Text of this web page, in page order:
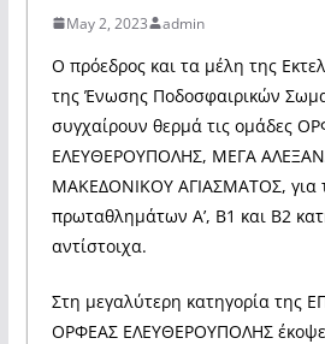
May 2, 2023 admin
Ο πρόεδρος και τα μέλη της
της Ένωσης Ποδοσφαιρικών
συγχαίρουν θερμά τις ομάδες
ΕΛΕΥΘΕΡΟΥΠΟΛΗΣ, ΜΕΓΑ
ΜΑΚΕΔΟΝΙΚΟΥ ΑΓΙΑΣΜΑΤΟΣ, για
πρωταθλημάτων Α’, Β1 και Β2
αντίστοιχα.
Στη μεγαλύτερη κατηγορία της
ΟΡΦΕΑΣ ΕΛΕΥΘΕΡΟΥΠΟΛΗΣ